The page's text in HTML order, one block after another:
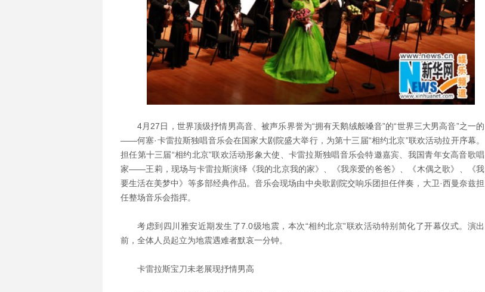
4月27日，世界顶级抒情男高音、被声乐界誉为“拥有天鹅绒般嗓音”的“世界三大男高音”之一的
——何塞·卡雷拉斯独唱音乐会在国家大剧院盛大举行，为第十三届“相约北京”联欢活动拉开序幕。
担任第十三届“相约北京”联欢活动形象大使、卡雷拉斯独唱音乐会特邀嘉宾、我国青年女高音歌唱
家——王莉，现场与卡雷拉斯演绎《我的北京我的家》、《我亲爱的爸爸》、《木偶之歌》、《我
要生活在美梦中》等多部经典作品。音乐会现场由中央歌剧院交响乐团担任伴奏，大卫·西曼奈兹担
任整场音乐会指挥。
考虑到四川雅安近期发生了7.0级地震，本次“相约北京”联欢活动特别简化了开幕仪式。演出
前，全体人员起立为地震遇难者默哀一分钟。
卡雷拉斯宝刀未老展现抒情男高